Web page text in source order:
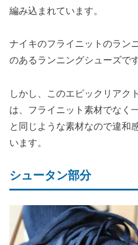
編み込まれています。
ナイキのフライニットのラン
のあるランニングシューズです
しかし、このエピックリアク
は、フライニット素材でなく
と同じような素材なので違和
います。
シュータン部分